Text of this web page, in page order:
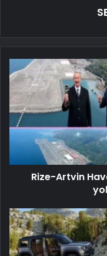
Rize-Artvin